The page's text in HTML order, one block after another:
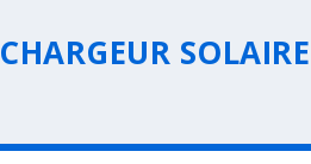
CHARGEUR SOLAIRE